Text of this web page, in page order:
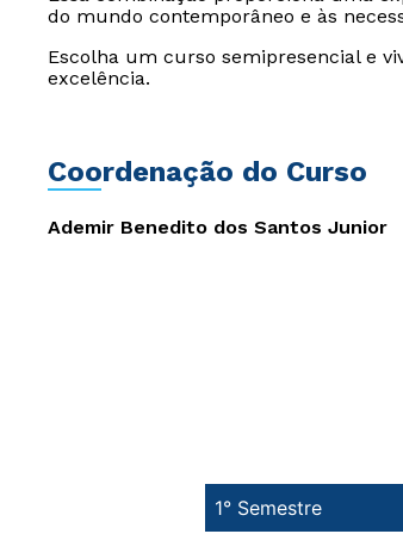
do mundo contemporâneo e às
Escolha um curso semipresencial e
excelência.
Coordenação do Curso
Ademir Benedito dos Santos Junior
1° Semestre